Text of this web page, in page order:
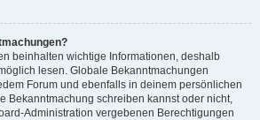
beinhalten wichtige Informationen, deshalb
lesen. Globale Bekanntmachungen
Forum und ebenfalls in deinem persönlichen
Bekanntmachung schreiben kannst oder nicht,
Administration vergebenen Berechtigungen